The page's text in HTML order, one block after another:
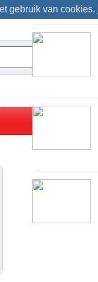
gebruik van cookies.